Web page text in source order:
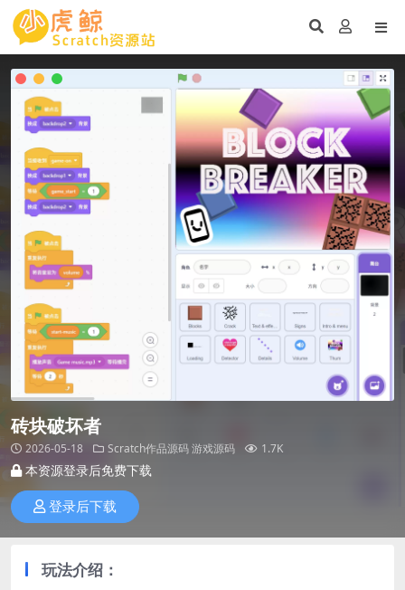
砖块破坏者
2026-05-18 Scratch作品源码游戏源码 1.7K
本资源登录后免费下载
登录后下载
玩法介绍：